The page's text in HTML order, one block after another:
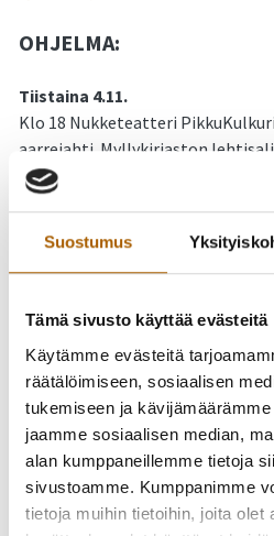
Suostumus
Tämä sivusto käyttää evästeitä
Käytämme evästeitä
räätälöimiseen, sosiaalisen
tukemiseen ja
jaamme sosiaalisen median,
alan kumppaneillemme tietoja
sivustoamme. Kumppanimme
tietoja muihin tietoihin, joita olet
OHJELMA:
Tiistaina 4.11.
Klo 18 Nukketeatteri
aarrejahti. Myllykirjaston lehtisali.
Keskiviikkona 5.11.
10 min.
Klo 17–19 Taiteilijatapaaminen:
Torstaina 6.11.
Klo 12–15 Syysaskartelu-
Klo 18 Kauhuelokuvaklassikko
Meijerikadun auditoriossa.
Ikärajallinen tapahtuma. K-16!
Perjantaina 7.11.